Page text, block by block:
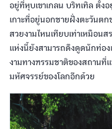
อยู่ที่หุบเขาเกลน บริทเทิล ตั้ง
เกาะที่อยู่นอกชายฝั่งตะวันตก
สวยงามไหนเทียบเท่าเหมือน
แห่งนี้ยังสามารถดึงดูดนักท่อง
งามทางฑรรมชาติของสถานที่
มหัศจรรย์ของโลกอีกด้วย